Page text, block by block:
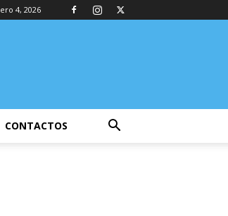
4, 2026
CONTACTOS